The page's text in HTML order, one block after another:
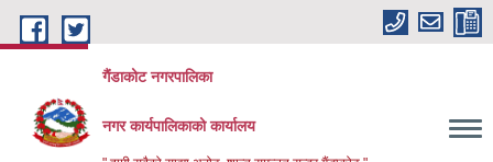
Skip to main content
गैंडाकोट नगरपालिका
नगर कार्यपालिकाको कार्यालय